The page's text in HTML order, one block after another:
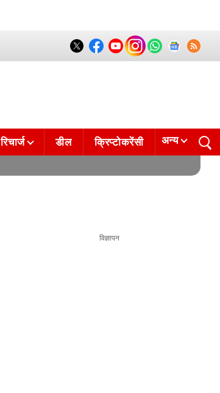
रिचार्ज डील क्रिप्टोकरेंसी अन्य
विज्ञापन